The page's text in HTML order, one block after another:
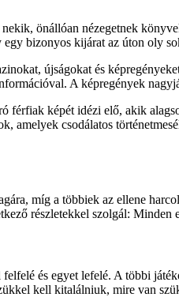
önállóan nézegetnek
bizonyos kijárat az úton oly
újságokat és
A képregények
férfiak képét idézi elő, akik
amelyek csodálatos
míg a többiek az ellene
részletekkel szolgál: Minden
és egyet lefelé. A többi
kell kitalálniuk, mire van